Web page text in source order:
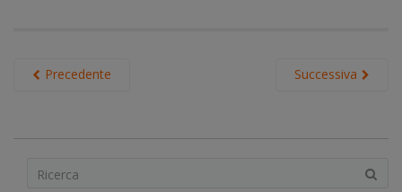
Successiva
Precedente